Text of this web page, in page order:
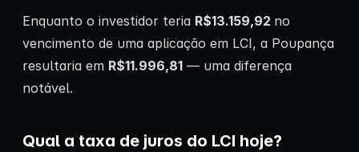
Enquanto o investidor teria R$13.159,92 no
vencimento de uma aplicação em LCI, a Poupança
resultaria em R$11.996,81 — uma diferença
notável.
Qual a taxa de juros do LCI hoje?